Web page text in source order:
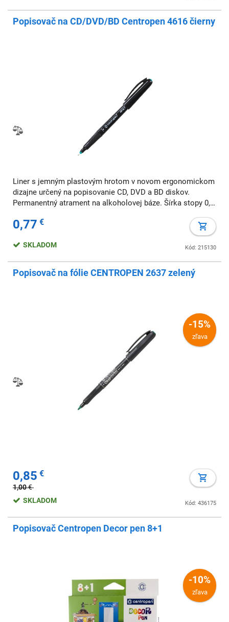
Popisovač na CD/DVD/BD Centropen 4616 čierny
Liner s jemným plastovým hrotom v novom ergonomickom
dizajne určený na popisovanie CD, DVD a BD diskov.
Permanentný atrament na alkoholovej báze. Šírka stopy 0,6
0,77 €
Kód: 215130
SKLADOM
Popisovač na fólie CENTROPEN 2637 zelený
-15%
zľava
0,85 €
1,00€
Kód: 436175
SKLADOM
Popisovač Centropen Decor pen 8+1
-10%
zľava